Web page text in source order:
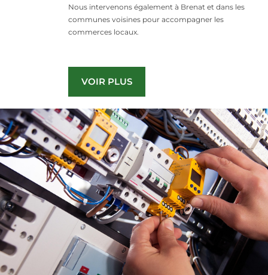
Nous intervenons également à Brenat et dans les
communes voisines pour accompagner les
commerces locaux.
VOIR PLUS